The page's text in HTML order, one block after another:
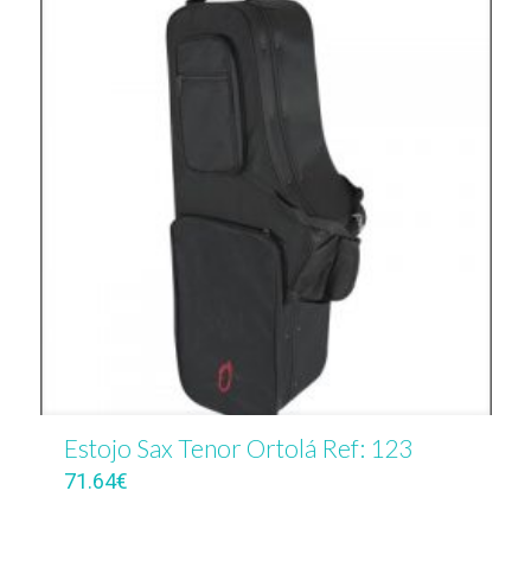
Estojo Sax Tenor Ortolá Ref: 123
71.64€